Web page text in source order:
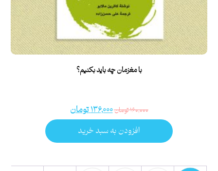
با مغزمان چه باید بکنیم؟
۱۶۰,۰۰۰تومان۱۳۶,۰۰۰تومان
افزودن به سبد خرید